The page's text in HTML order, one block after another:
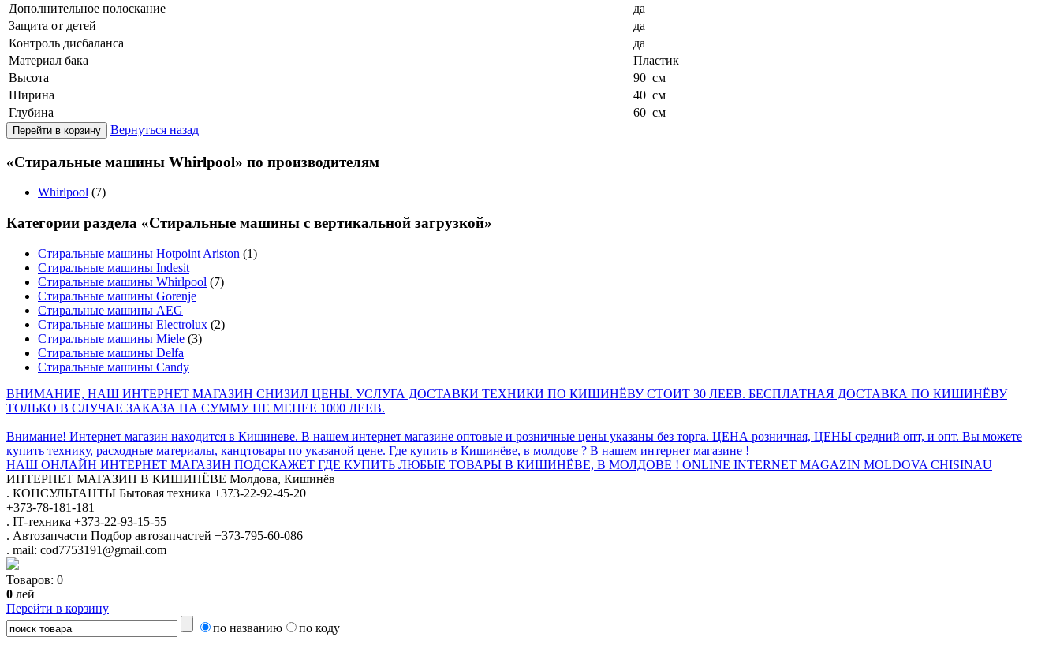
Дополнительное полоскание
да
Защита от детей
да
Контроль дисбаланса
да
Материал бака
Пластик
Высота
90 см
Ширина
40 см
Глубина
60 см
Вернуться назад
«Стиральные машины Whirlpool» по производителям
Whirlpool (7)
Категории раздела «Стиральные машины с вертикальной загрузкой»
Стиральные машины Hotpoint Ariston (1)
Стиральные машины Indesit
Стиральные машины Whirlpool (7)
Стиральные машины Gorenje
Стиральные машины AEG
Стиральные машины Electrolux (2)
Стиральные машины Miele (3)
Стиральные машины Delfa
Стиральные машины Candy
ВНИМАНИЕ, НАШ ИНТЕРНЕТ МАГАЗИН СНИЗИЛ ЦЕНЫ. УСЛУГА ДОСТАВКИ ТЕХНИКИ ПО КИШИНЁВУ СТОИТ 30 ЛЕЕВ. БЕСПЛАТНАЯ ДОСТАВКА ПО КИШИНЁВУ
ТОЛЬКО В СЛУЧАЕ ЗАКАЗА НА СУММУ НЕ МЕНЕЕ 1000 ЛЕЕВ.
Внимание! Интернет магазин находится в Кишиневе. В нашем интернет магазине оптовые и розничные цены указаны без торга. ЦЕНА розничная, ЦЕНЫ средний опт, и опт. Вы можете
купить технику, расходные материалы, канцтовары по указаной цене. Где купить в Кишинёве, в молдове ? В нашем интернет магазине !
НАШ ОНЛАЙН ИНТЕРНЕТ МАГАЗИН ПОДСКАЖЕТ ГДЕ КУПИТЬ ЛЮБЫЕ ТОВАРЫ В КИШИНЁВЕ, В МОЛДОВЕ ! ONLINE INTERNET MAGAZIN MOLDOVA CHISINAU
ИНТЕРНЕТ МАГАЗИН В КИШИНЁВЕ Молдова, Кишинёв
. КОНСУЛЬТАНТЫ Бытовая техника +373-22-92-45-20
+373-78-181-181
. IT-техника +373-22-93-15-55
. Автозапчасти Подбор автозапчастей +373-795-60-086
. mail: cod7753191@gmail.com
Товаров: 0
0 лей
Перейти в корзину
по названию
по коду